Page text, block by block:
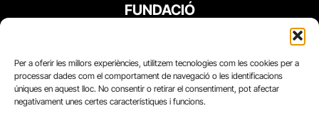
Per a oferir les millors experiències, utilitzem tecnologies com les cookies per a
processar dades com el comportament de navegació o les identificacions
úniques en aquest lloc. No consentir o retirar el consentiment, pot afectar
negativament unes certes característiques i funcions.
FUNDACIÓ